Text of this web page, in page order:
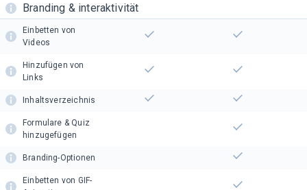
Branding & interaktivität
Einbetten von
Videos
Hinzufügen von
Links
Inhaltsverzeichnis
Formulare & Quiz
hinzugefügen
Branding-Optionen
Einbetten von GIF-